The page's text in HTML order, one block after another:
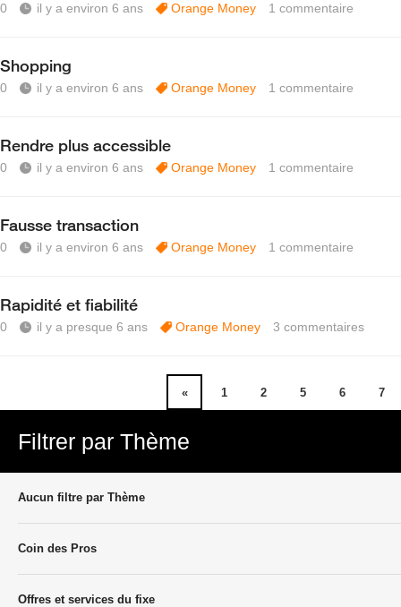
0 il y a environ 6 ans Orange Money 1 commentaire
Shopping
0 il y a environ 6 ans Orange Money 1 commentaire
Rendre plus accessible
0 il y a environ 6 ans Orange Money 1 commentaire
Fausse transaction
0 il y a environ 6 ans Orange Money 1 commentaire
Rapidité et fiabilité
0 il y a presque 6 ans Orange Money 3 commentaires
« 1 2 5 6 7
Filtrer par Thème
Aucun filtre par Thème
Coin des Pros
Offres et services du fixe